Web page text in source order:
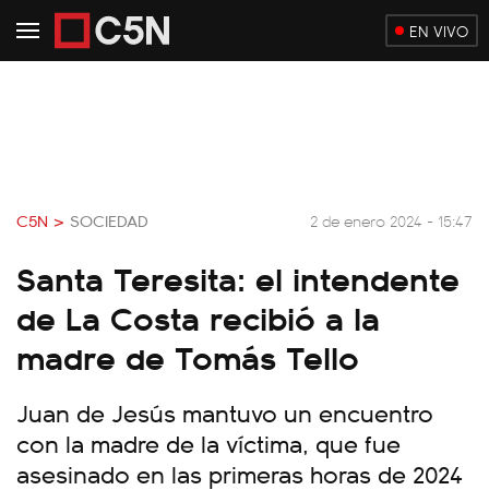
EN VIVO
C5N > SOCIEDAD 2 de enero 2024 - 15:47
Santa Teresita: el intendente
de La Costa recibió a la
madre de Tomás Tello
Juan de Jesús mantuvo un encuentro
con la madre de la víctima, que fue
asesinado en las primeras horas de 2024